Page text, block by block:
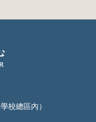
校總區內）